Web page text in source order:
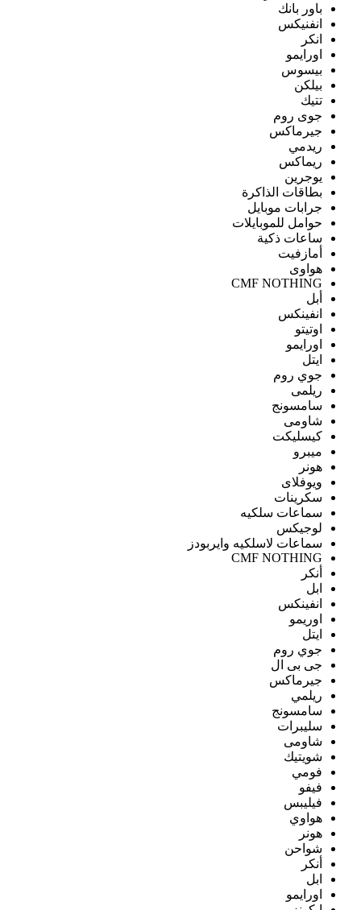
باور بانك
انفنيكس
انكر
اورايمو
بيسوس
بيلكن
تتيك
جوى روم
جيرماكس
ريدمي
ريماكس
يوجرين
بطاقات الذاكرة
جرابات موبايل
حوامل للموبايلات
ساعات ذكية
أمازفيت
هواوى
CMF NOTHING
أبل
انفينكس
اوتيتو
اورايمو
ايتل
جوي روم
ريلمى
سامسونج
شاومى
كيسليكت
ميبرو
هونر
ويوفلاى
سكرينات
سماعات سلكيه
لوجيكس
سماعات لاسلكيه وايربودز
CMF NOTHING
أنكر
ابل
انفينكس
اوريمو
ايتل
جوي روم
جى بى ال
جيرماكس
ريلمي
سامسونج
سليبرات
شاومى
شويتيك
فومي
فيفو
فيليبس
هواوي
هونر
شواحن
أنكر
ابل
اورايمو